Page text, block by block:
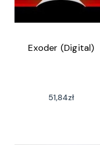
Exoder (Digital)
51,84zł